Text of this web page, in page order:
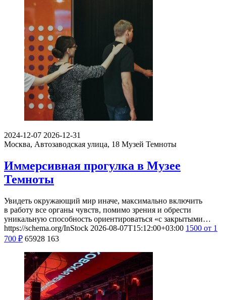
2024-12-07 2026-12-31
Москва, Автозаводская улица, 18 Музей Темноты
Иммерсивная прогулка в Музее
Темноты
Увидеть окружающий мир иначе, максимально включить
в работу все органы чувств, помимо зрения и обрести
уникальную способность ориентироваться «с закрытыми…
https://schema.org/InStock 2026-08-07T15:12:00+03:00 1500 от 1
700 ₽ 65928 163